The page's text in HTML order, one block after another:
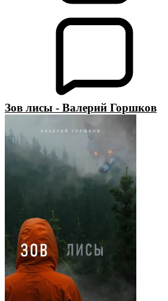
Зов лисы - Валерий Горшков